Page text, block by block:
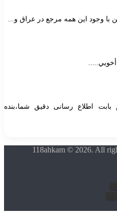
با وجود این همه مرجع در عراق و...
اطلاع رسانی دقیق شما،بنده
118ahkam © 2026. All